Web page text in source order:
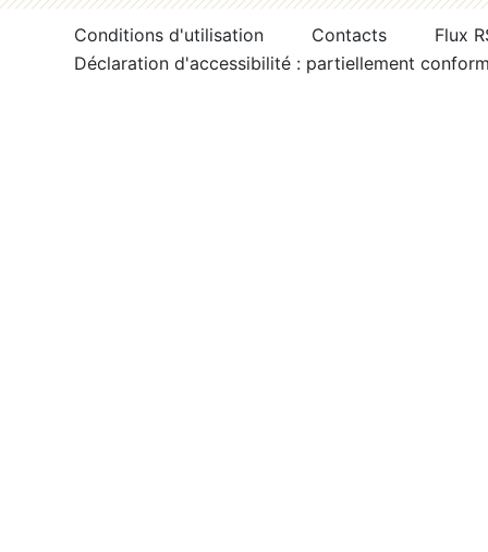
Conditions d'utilisation Contacts
Flux
Déclaration d'accessibilité : partiellement